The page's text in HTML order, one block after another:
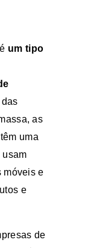
um tipo
as
uma
usam
móveis e
e
de